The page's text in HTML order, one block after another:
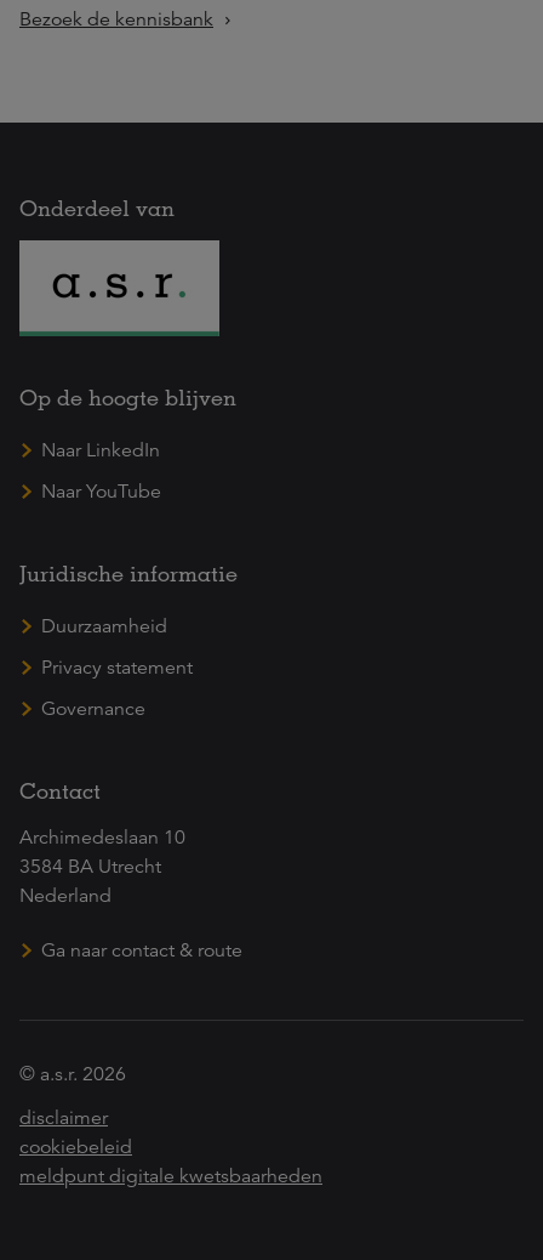
Bezoek de kennisbank
Onderdeel van
Op de hoogte blijven
Naar LinkedIn
Naar YouTube
Juridische informatie
Duurzaamheid
Privacy statement
Governance
Contact
Archimedeslaan 10
3584 BA Utrecht
Nederland
Ga naar contact & route
© a.s.r. 2026
disclaimer
cookiebeleid
meldpunt digitale kwetsbaarheden